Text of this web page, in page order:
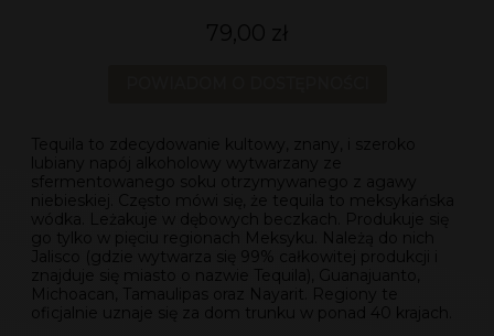
sfermentowanego soku otrzymywanego z agawy
niebieskiej. Często mówi się, że tequila to meksykańska
wódka. Leżakuje w dębowych beczkach. Produkuje się
go tylko w pięciu regionach Meksyku. Należą do nich
Jalisco (gdzie wytwarza się 99% całkowitej produkcji i
znajduje się miasto o nazwie Tequila), Guanajuanto,
Michoacan, Tamaulipas oraz Nayarit. Regiony te
oficjalnie uznaje się za dom trunku w ponad 40 krajach.